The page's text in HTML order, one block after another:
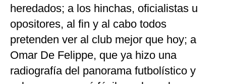
heredados; a los hinchas, oficialistas u
opositores, al fin y al cabo todos
pretenden ver al club mejor que hoy; a
Omar De Felippe, que ya hizo una
radiografía del panorama futbolístico y